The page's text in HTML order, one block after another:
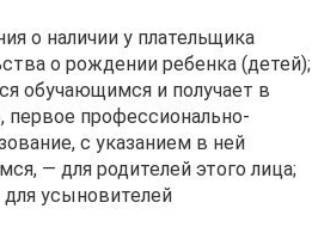
о наличии у плательщика
о рождении ребенка (детей);
обучающимся и получает в
первое профессионально-
с указанием в ней
— для родителей этого лица;
усыновителей